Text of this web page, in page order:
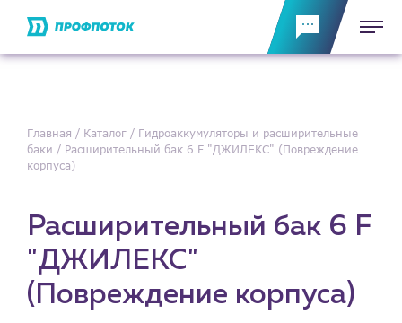
Главная Каталог
Гидроаккумуляторы и расширительные
баки
Расширительный бак 6 F "ДЖИЛЕКС" (Повреждение
корпуса)
Расширительный бак 6 F
"ДЖИЛЕКС"
(Повреждение корпуса)